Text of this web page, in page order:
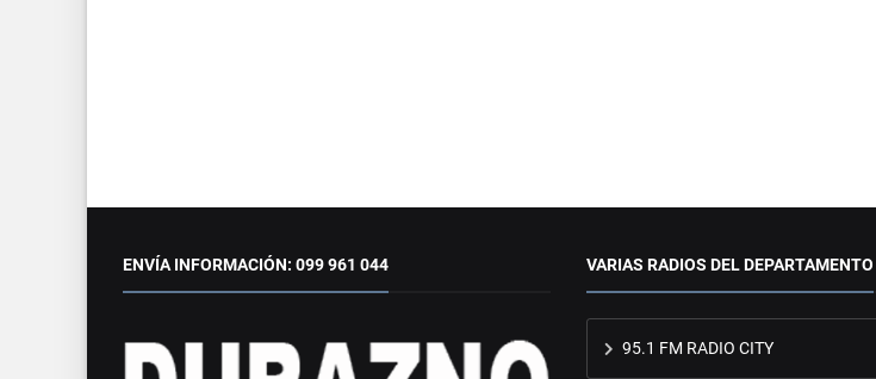
ENVÍA INFORMACIÓN: 099 961 044 VARIAS RADIOS DEL DEPARTAMENTO
95.1 FM RADIO CITY